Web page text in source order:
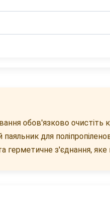
обов'язково очистіть
паяльник для
герметичне з'єднання,